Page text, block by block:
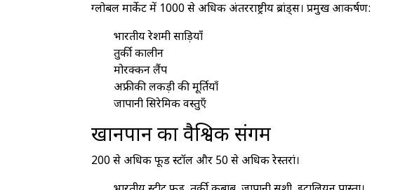
ग्लोबल मार्केट में 1000 से अधिक अंतरराष्ट्रीय ब्रांड्स। प्रमुख आकर्षण:
भारतीय रेशमी साड़ियाँ
तुर्की कालीन
मोरक्कन लैंप
अफ्रीकी लकड़ी की मूर्तियाँ
जापानी सिरेमिक वस्तुएँ
खानपान का वैश्विक संगम
200 से अधिक फूड स्टॉल और 50 से अधिक रेस्तरां।